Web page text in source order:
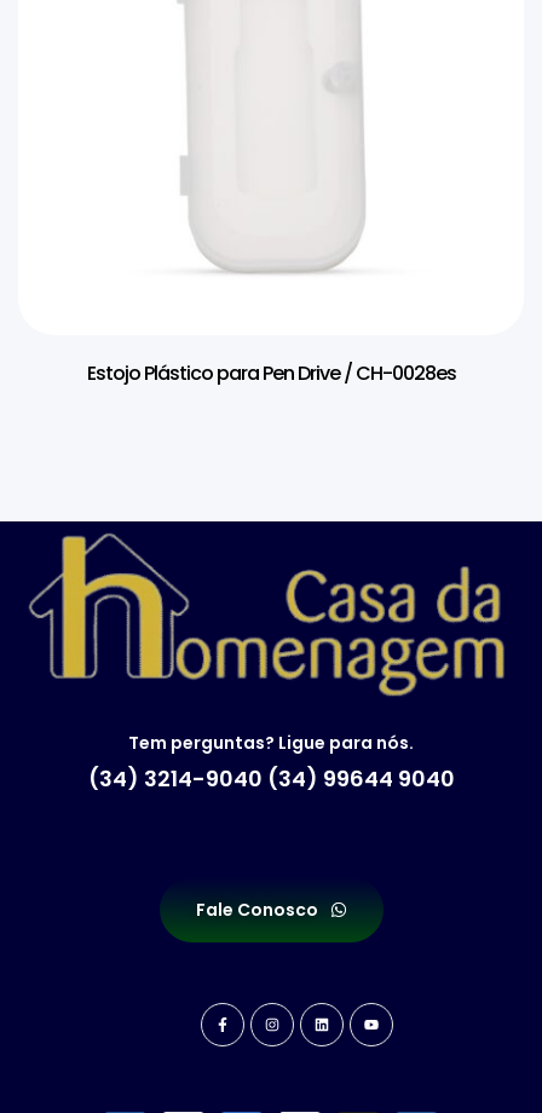
Estojo Plástico para Pen Drive / CH-0028es
Tem perguntas? Ligue para nós.
(34) 3214-9040 (34) 99644 9040
Fale Conosco